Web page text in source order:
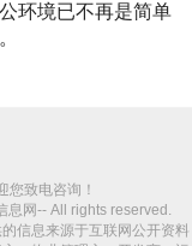
环境已不再是简单
您致电咨询！
网-- All rights reserved.
信息来源于互联网公开资料